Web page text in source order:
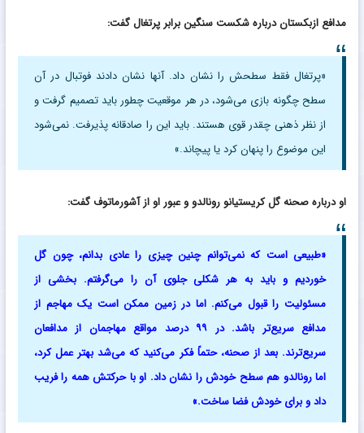
مدافع ازبکستان درباره شکست سنگین برابر پرتغال گفت:
«پرتغال فقط سطحش را نشان داد. آنها نشان دادند فوتبال در آن
سطح چگونه بازی می‌شود، در هر موقعیت چطور باید تصمیم گرفت و
از نظر ذهنی چقدر قوی هستند. باید این را صادقانه پذیرفت. نمی‌شود
این موضوع را پنهان کرد یا پیچاند.»
او درباره صحنه گل کریستیانو رونالدو و عبور او از آشورماتوف گفت:
«طبیعی است که نمی‌توانم چنین چیزی را عادی بدانم، چون گل
خوردیم و باید به هر شکلی جلوی آن را می‌گرفتم. بخشی از
مسئولیت را قبول می‌کنم. اما در زمین ممکن است یک مهاجم از
مدافع سریع‌تر باشد. در ۹۹ درصد مواقع مهاجمان از مدافعان
سریع‌ترند. بعد از صحنه، حتماً فکر می‌کنید که می‌شد بهتر عمل کرد،
اما رونالدو هم سطح خودش را نشان داد. او با حرکتش همه را فریب
داد و برای خودش فضا ساخت.»